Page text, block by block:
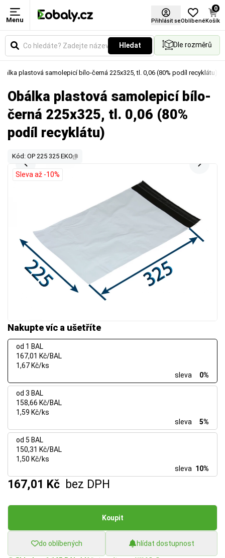
Menu Přihlásit seOblíbené
0
Košík
Hledat Dle rozměrů
plastová samolepicí bílo-černá 225x325, tl. 0,06 (80% podíl recyklátu)
Obálka plastová samolepicí bílo-
černá 225x325, tl. 0,06 (80%
podíl recyklátu)
Kód: OP 225 325 EKO
Nakupte víc a ušetříte
od 1 BAL
167,01 Kč/BAL
1,67 Kč/ks
sleva
0%
od 3 BAL
158,66 Kč/BAL
1,59 Kč/ks
sleva
5%
od 5 BAL
150,31 Kč/BAL
1,50 Kč/ks
sleva 10%
167,01 Kč bez DPH
Koupit
do oblíbených hlídat dostupnost
Sleva až -10%